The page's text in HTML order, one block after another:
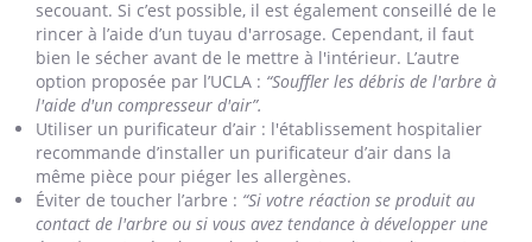
secouant. Si c’est possible, il est également conseillé de le
rincer à l’aide d’un tuyau d'arrosage. Cependant, il faut
bien le sécher avant de le mettre à l'intérieur. L’autre
option proposée par l’UCLA : “Souffler les débris de l'arbre à
l'aide d'un compresseur d'air”.
Utiliser un purificateur d’air : l'établissement hospitalier
recommande d’installer un purificateur d’air dans la
même pièce pour piéger les allergènes.
Éviter de toucher l’arbre : “Si votre réaction se produit au
contact de l'arbre ou si vous avez tendance à développer une